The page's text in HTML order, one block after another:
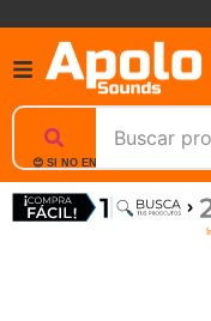
😊 SI NO ENCUENTRAS UN